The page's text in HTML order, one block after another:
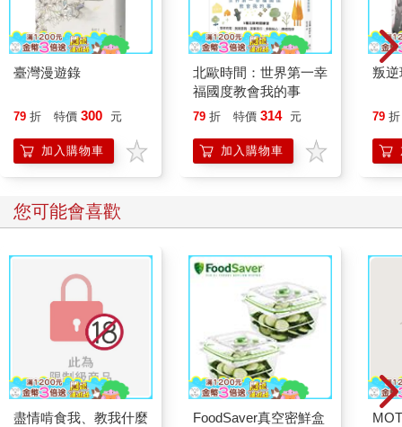
臺灣漫遊錄
79 折 特價 300 元
加入購物車
北歐時間：世界第一幸
福國度教會我的事
79 折 特價 314 元
加入購物車
叛逆
79 折
您可能會喜歡
盡情啃食我、教我什麼
FoodSaver真空密鮮盒